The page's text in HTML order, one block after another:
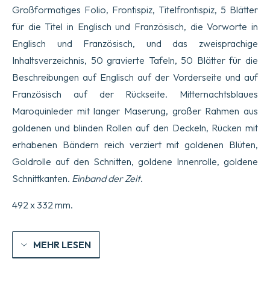
Mit
Beschreibungen
auf
Englisch
und
Französisch.
Menge
Großformatiges Folio, Frontispiz, Titelfrontispiz, 5 Blätter
für die Titel in Englisch und Französisch, die Vorworte in
Englisch und Französisch, und das zweisprachige
Inhaltsverzeichnis, 50 gravierte Tafeln, 50 Blätter für die
Beschreibungen auf Englisch auf der Vorderseite und auf
Französisch auf der Rückseite. Mitternachtsblaues
Maroquinleder mit langer Maserung, großer Rahmen aus
goldenen und blinden Rollen auf den Deckeln, Rücken mit
erhabenen Bändern reich verziert mit goldenen Blüten,
Goldrolle auf den Schnitten, goldene Innenrolle, goldene
Schnittkanten. Einband der Zeit.
492 x 332 mm.
MEHR LESEN